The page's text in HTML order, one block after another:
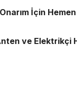
İçin Hemen
ve Elektrikçi